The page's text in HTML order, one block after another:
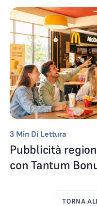
3 Min Di Lettura
Pubblicità
con Tantum
TORNA